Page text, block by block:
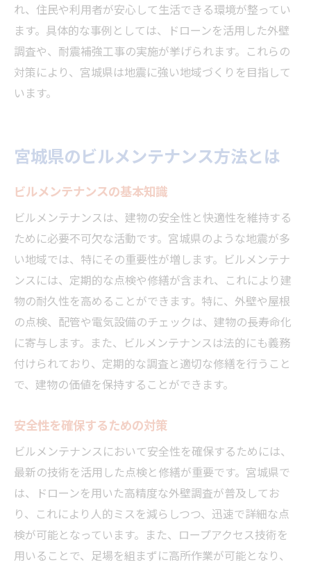
れ、住民や利用者が安心して生活できる環境が整ってい
ます。具体的な事例としては、ドローンを活用した外壁
調査や、耐震補強工事の実施が挙げられます。これらの
対策により、宮城県は地震に強い地域づくりを目指して
います。
宮城県のビルメンテナンス方法とは
ビルメンテナンスの基本知識
ビルメンテナンスは、建物の安全性と快適性を維持する
ために必要不可欠な活動です。宮城県のような地震が多
い地域では、特にその重要性が増します。ビルメンテナ
ンスには、定期的な点検や修繕が含まれ、これにより建
物の耐久性を高めることができます。特に、外壁や屋根
の点検、配管や電気設備のチェックは、建物の長寿命化
に寄与します。また、ビルメンテナンスは法的にも義務
付けられており、定期的な調査と適切な修繕を行うこと
で、建物の価値を保持することができます。
安全性を確保するための対策
ビルメンテナンスにおいて安全性を確保するためには、
最新の技術を活用した点検と修繕が重要です。宮城県で
は、ドローンを用いた高精度な外壁調査が普及してお
り、これにより人的ミスを減らしつつ、迅速で詳細な点
検が可能となっています。また、ロープアクセス技術を
用いることで、足場を組まずに高所作業が可能となり、